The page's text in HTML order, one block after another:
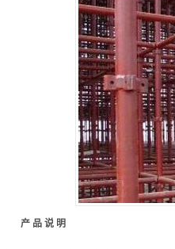
产 品 说 明